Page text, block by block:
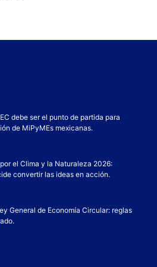
debe ser el punto de partida para
de MiPyMEs mexicanas.
el Clima y la Naturaleza 2026:
convertir las ideas en acción.
General de Economía Circular: reglas